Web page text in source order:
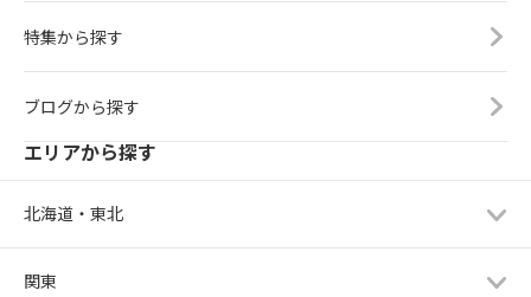
特集から探す
ブログから探す
エリアから探す
北海道・東北
関東